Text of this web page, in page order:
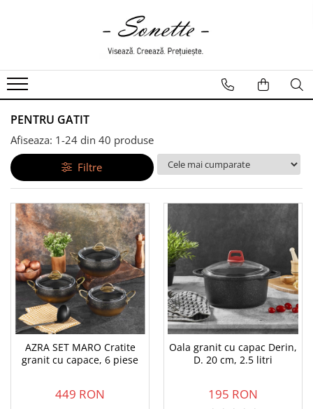
LENJERII DE PAT
LENJERII DE PAT CU PATURA
LENJERII DE PAT CU PILOTA SI
PILOTE
PENTRU GATIT
Afiseaza: 1-24 din 40 produse
Filtre
AZRA SET MARO Cratite
granit cu capace, 6 piese
449 RON
Oala granit cu capac Derin,
D. 20 cm, 2.5 litri
195 RON